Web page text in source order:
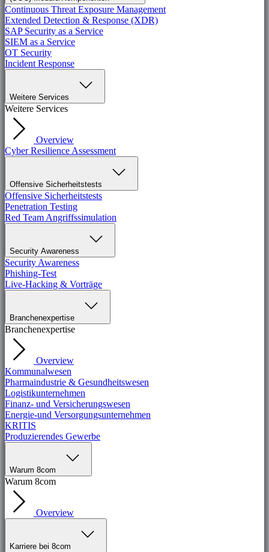
Continuous Threat Exposure Management
Extended Detection & Response (XDR)
SAP Security as a Service
SIEM as a Service
OT Security
Incident Response
Weitere Services
Weitere Services
Overview
Cyber Resilience Assessment
Offensive Sicherheitstests
Offensive Sicherheitstests
Penetration Testing
Red Team Angriffssimulation
Security Awareness
Security Awareness
Phishing-Test
Live-Hacking & Vorträge
Branchenexpertise
Branchenexpertise
Overview
Kommunalwesen
Pharmaindustrie & Gesundheitswesen
Logistikunternehmen
Finanz- und Versicherungswesen
Energie-und Versorgungsunternehmen
KRITIS
Produzierendes Gewerbe
Warum 8com
Warum 8com
Overview
Karriere bei 8com